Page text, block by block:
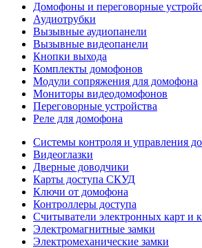
Домофоны и переговорные
Аудиотрубки
Вызывные аудиопанели
Вызывные видеопанели
Кнопки выхода
Комплекты домофонов
Модули сопряжения для домофона
Мониторы видеодомофонов
Переговорные устройства
Реле для домофона
Системы контроля и управления
Видеоглазки
Дверные доводчики
Карты доступа СКУД
Ключи от домофона
Контроллеры доступа
Считыватели электронных карт и
Электромагнитные замки
Электромеханические замки